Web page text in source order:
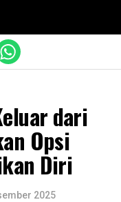
dari
Opsi
Diri
2025